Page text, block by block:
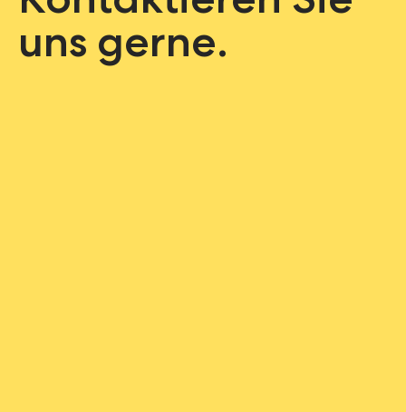
uns gerne.